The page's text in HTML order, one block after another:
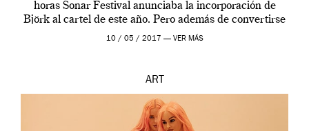
horas Sonar Festival anunciaba la incorporación de
Björk al cartel de este año. Pero además de convertirse
en una de las actuaciones más relevantes […]
10 / 05 / 2017 — VER MÁS
ART